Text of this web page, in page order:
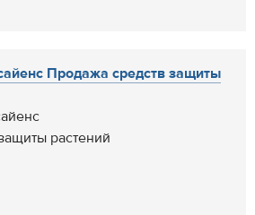
Продажа средств защиты
растений